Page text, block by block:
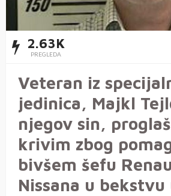
2.63K
PREGLEDA
Veteran iz
jedinica, Majkl
njegov sin,
krivim zbog
bivšem šefu
Nissana u